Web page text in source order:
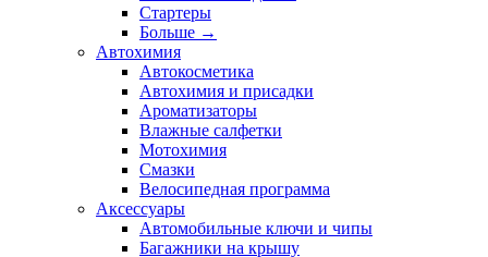
Стартеры
Больше →
Автохимия
Автокосметика
Автохимия и присадки
Ароматизаторы
Влажные салфетки
Мотохимия
Смазки
Велосипедная программа
Аксессуары
Автомобильные ключи и чипы
Багажники на крышу